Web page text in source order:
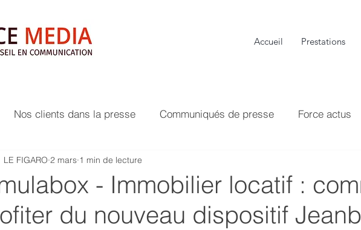
Accueil Prestations
Nos clients dans la presse Communiqués de presse Force actus
- Immobilier locatif :
du nouveau dispositif
LE FIGARO 2 mars 1 min de lecture